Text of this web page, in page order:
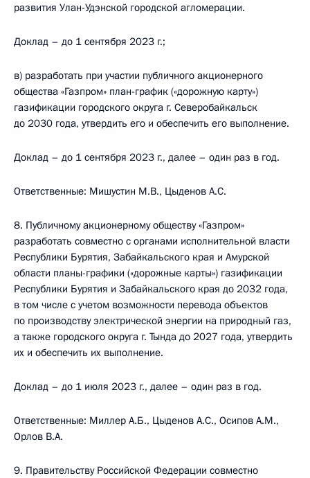
развития Улан-Удэнской городской агломерации.
Доклад – до 1 сентября 2023 г.;
в) разработать при участии публичного акционерного
общества «Газпром» план-график («дорожную карту»)
газификации городского округа г. Северобайкальск
до 2030 года, утвердить его и обеспечить его выполнение.
Доклад – до 1 сентября 2023 г., далее – один раз в год.
Ответственные: Мишустин М.В., Цыденов А.С.
8. Публичному акционерному обществу «Газпром»
разработать совместно с органами исполнительной власти
Республики Бурятия, Забайкальского края и Амурской
области планы-графики («дорожные карты») газификации
Республики Бурятия и Забайкальского края до 2032 года,
в том числе с учетом возможности перевода объектов
по производству электрической энергии на природный газ,
а также городского округа г. Тында до 2027 года, утвердить
их и обеспечить их выполнение.
Доклад – до 1 июля 2023 г., далее – один раз в год.
Ответственные: Миллер А.Б., Цыденов А.С., Осипов А.М.,
Орлов В.А.
9. Правительству Российской Федерации совместно